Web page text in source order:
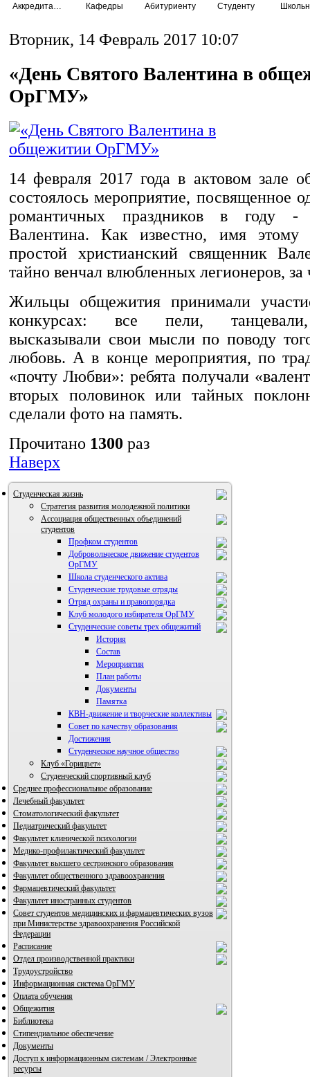
Кафедры Абитуриенту Студенту
Вторник, 14 Февраль 2017 10:07
«День Святого Валентина в
ОрГМУ»
14 февраля 2017 года в актовом
состоялось мероприятие, посвященное
романтичных праздников в году
Валентина. Как известно, имя этому
простой христианский священник
тайно венчал влюбленных легионеров, за
Жильцы общежития принимали
конкурсах: все пели,
высказывали свои мысли по поводу
любовь. А в конце мероприятия, по
«почту Любви»: ребята получали
вторых половинок или тайных
сделали фото на память.
Прочитано 1300 раз
Наверх
Студенческая жизнь
Стратегия развития молодежной политики
Ассоциация общественных объединений
студентов
Профком студентов
Добровольческое движение студентов
ОрГМУ
Школа студенческого актива
Студенческие трудовые отряды
Отряд охраны и правопорядка
Клуб молодого избирателя ОрГМУ
Студенческие советы трех общежитий
История
Состав
Мероприятия
План работы
Документы
Памятка
КВН-движение и творческие коллективы
ВИА "Полигон"
Совет по качеству образования
Достижения
Студенческое научное общество
Клуб «Горицвет»
Студенческий спортивный клуб
Среднее профессиональное образование
Лечебный факультет
Стоматологический факультет
Педиатрический факультет
Факультет клинической психологии
Медико-профилактический факультет
Факультет высшего сестринского образования
Факультет общественного здравоохранения
Фармацевтический факультет
Факультет иностранных студентов
Совет студентов медицинских и фармацевтических вузов
при Министерстве здравоохранения Российской
Федерации
Расписание
Отдел производственной практики
Трудоустройство
Информационная система ОрГМУ
Оплата обучения
Общежития
Библиотека
Стипендиальное обеспечение
Документы
Доступ к информационным системам / Электронные
ресурсы